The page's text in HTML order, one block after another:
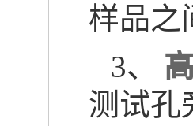
样品之
3、
测试孔